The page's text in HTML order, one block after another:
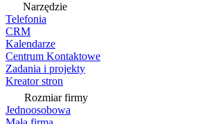
Narzędzie
Telefonia
CRM
Kalendarze
Centrum Kontaktowe
Zadania i projekty
Kreator stron
Rozmiar firmy
Jednoosobowa